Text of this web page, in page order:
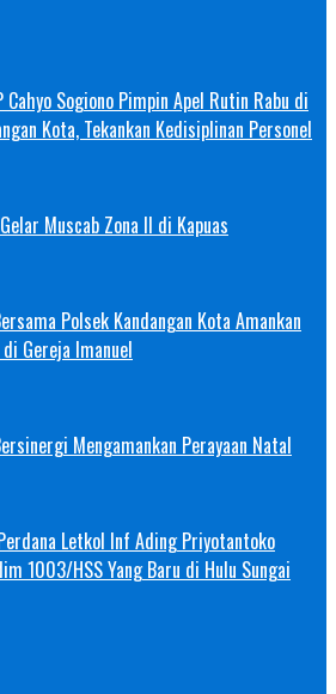
Cahyo Sogiono Pimpin Apel Rutin Rabu di
Kota, Tekankan Kedisiplinan Personel
Muscab Zona II di Kapuas
Polsek Kandangan Kota Amankan
Gereja Imanuel
Mengamankan Perayaan Natal
Letkol Inf Ading Priyotantoko
1003/HSS Yang Baru di Hulu Sungai